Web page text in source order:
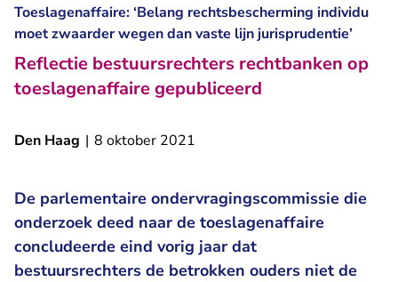
Toeslagenaffaire: ‘Belang rechtsbescherming individu
moet zwaarder wegen dan vaste lijn jurisprudentie’
Reflectie bestuursrechters rechtbanken op
toeslagenaffaire gepubliceerd
Den Haag | 8 oktober 2021
De parlementaire ondervragingscommissie die
onderzoek deed naar de toeslagenaffaire
concludeerde eind vorig jaar dat
bestuursrechters de betrokken ouders niet de